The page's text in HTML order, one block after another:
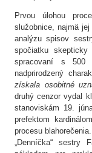
Prvou úlohou
služobnice, najmä jej
analýzu spisov
spočiatku
spracovaní s
nadprirodzený
získala osobitné
druhý cenzor vydal
stanoviskám 19.
prefektom
procesu
„Denníčka“